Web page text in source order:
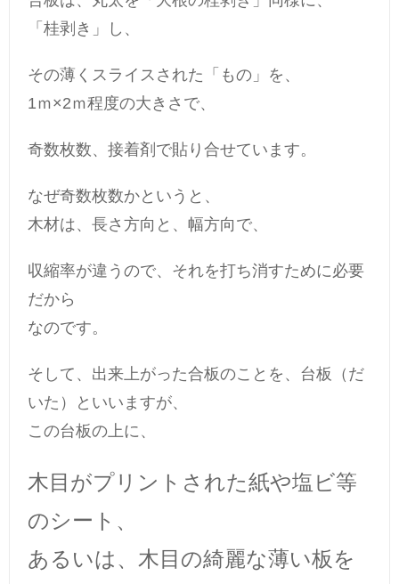
「桂剥き」し、
その薄くスライスされた「もの」を、
1ｍ×2ｍ程度の大きさで、
奇数枚数、接着剤で貼り合せています。
なぜ奇数枚数かというと、
木材は、長さ方向と、幅方向で、
収縮率が違うので、それを打ち消すために必要
だから
なのです。
そして、出来上がった合板のことを、台板（だ
いた）といいますが、
この台板の上に、
木目がプリントされた紙や塩ビ等
のシート、
あるいは、木目の綺麗な薄い板を